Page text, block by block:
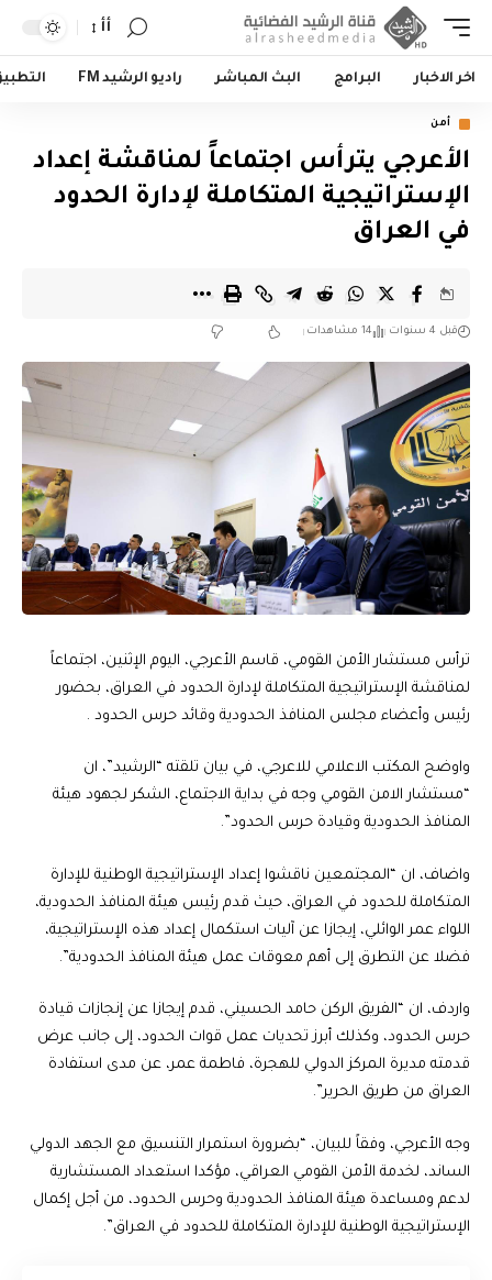
أأ
اخر الاخبار البرامج البث المباشر راديو الرشيد FM
أمن
الأعرجي يترأس اجتماعاً لمناقشة إعداد
الإستراتيجية المتكاملة لإدارة الحدود
في العراق
قبل 4 سنوات 14 مشاهدات
ترأس مستشار الأمن القومي، قاسم الأعرجي، اليوم الإثنين، اجتماعاً
لمناقشة الإستراتيجية المتكاملة لإدارة الحدود في العراق، بحضور
رئيس وأعضاء مجلس المنافذ الحدودية وقائد حرس الحدود .
واوضح المكتب الاعلامي للاعرجي، في بيان تلقته “الرشيد”، ان
“مستشار الامن القومي وجه في بداية الاجتماع، الشكر لجهود هيئة
المنافذ الحدودية وقيادة حرس الحدود”.
واضاف، ان “المجتمعين ناقشوا إعداد الإستراتيجية الوطنية للإدارة
المتكاملة للحدود في العراق، حيث قدم رئيس هيئة المنافذ الحدودية،
اللواء عمر الوائلي، إيجازا عن آليات استكمال إعداد هذه الإستراتيجية،
فضلا عن التطرق إلى أهم معوقات عمل هيئة المنافذ الحدودية”.
واردف، ان “الفريق الركن حامد الحسيني، قدم إيجازا عن إنجازات قيادة
حرس الحدود، وكذلك أبرز تحديات عمل قوات الحدود، إلى جانب عرض
قدمته مديرة المركز الدولي للهجرة، فاطمة عمر، عن مدى استفادة
العراق من طريق الحرير”.
وجه الأعرجي، وفقاً للبيان، “بضرورة استمرار التنسيق مع الجهد الدولي
الساند، لخدمة الأمن القومي العراقي، مؤكدا استعداد المستشارية
لدعم ومساعدة هيئة المنافذ الحدودية وحرس الحدود، من أجل إكمال
الإستراتيجية الوطنية للإدارة المتكاملة للحدود في العراق”.